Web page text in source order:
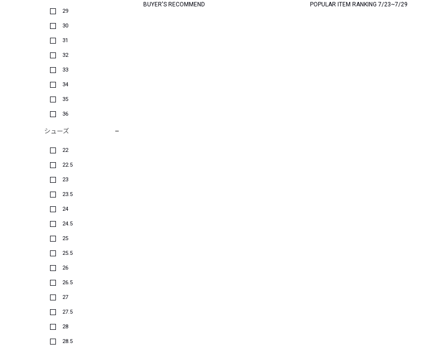
29
30
31
32
33
34
35
36
シューズ
22
22.5
23
23.5
24
24.5
25
25.5
26
26.5
27
27.5
28
28.5
BUYER'S RECOMMEND
POPULAR ITEM RANKING 7/23~7/29